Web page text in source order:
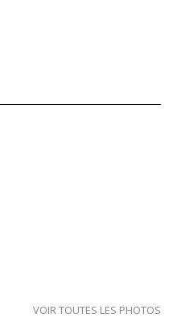
VOIR TOUTES LES PHOTOS